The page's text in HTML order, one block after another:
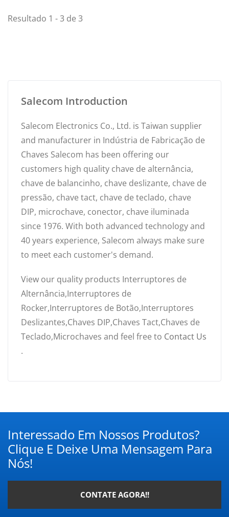
Resultado 1 - 3 de 3
Salecom Introduction
Salecom Electronics Co., Ltd. is Taiwan supplier
and manufacturer in Indústria de Fabricação de
Chaves Salecom has been offering our
customers high quality chave de alternância,
chave de balancinho, chave deslizante, chave de
pressão, chave tact, chave de teclado, chave
DIP, microchave, conector, chave iluminada
since 1976. With both advanced technology and
40 years experience, Salecom always make sure
to meet each customer's demand.
View our quality products Interruptores de
Alternância,Interruptores de
Rocker,Interruptores de Botão,Interruptores
Deslizantes,Chaves DIP,Chaves Tact,Chaves de
Teclado,Microchaves and feel free to Contact Us
.
Interessado Em Nossos Produtos?
Clique E Deixe Uma Mensagem Para
Nós!
CONTATE AGORA!!